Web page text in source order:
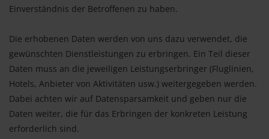
Einverständnis der Betroffenen zu haben.
Die erhobenen Daten werden von uns dazu verwendet, die
gewünschten Dienstleistungen zu erbringen. Ein Teil dieser
Daten muss an die jeweiligen Leistungserbringer (Fluglinien,
Hotels, Anbieter von Aktivitäten usw.) weitergegeben werden.
Dabei achten wir auf Datensparsamkeit und geben nur die
Daten weiter, die für das Erbringen der konkreten Leistung
erforderlich sind.